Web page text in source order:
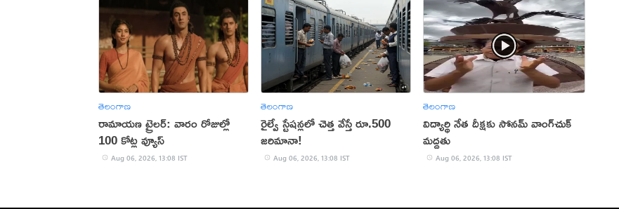
తెలంగాణ
రామాయణ ట్రైలర్: వారం రోజుల్లో
100 కోట్ల వ్యూస్
Aug 06, 2026, 13:08 IST
తెలంగాణ
రైల్వే స్టేషన్లలో చెత్త వేస్తే రూ.500
జరిమానా!
Aug 06, 2026, 13:08 IST
తెలంగాణ
విద్యార్థి నేత దీక్షకు సోనమ్ వాంగ్‌చుక్
మద్దతు
Aug 06, 2026, 13:08 IST